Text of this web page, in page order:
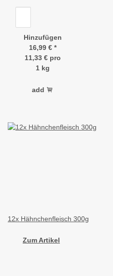
Hinzufügen
16,99 € *
11,33 € pro
1 kg
add
12x Hähnchenfleisch 300g
Zum Artikel